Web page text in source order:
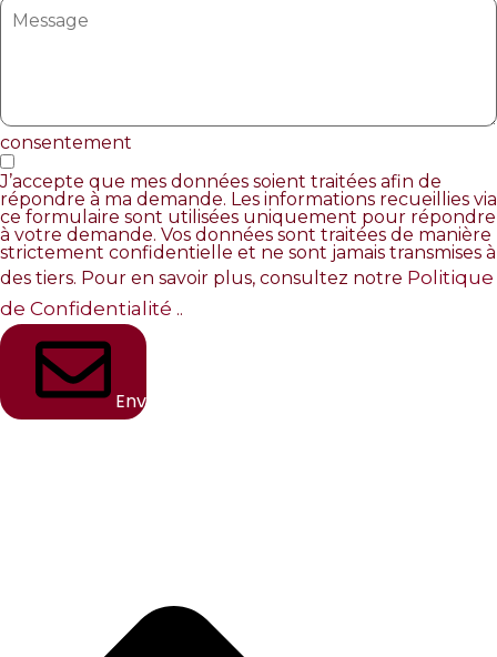
consentement
J’accepte que mes données soient traitées afin de
répondre à ma demande. Les informations recueillies via
ce formulaire sont utilisées uniquement pour répondre
à votre demande. Vos données sont traitées de manière
strictement confidentielle et ne sont jamais transmises à
des tiers. Pour en savoir plus, consultez notre Politique
de Confidentialité ..
Envoyer